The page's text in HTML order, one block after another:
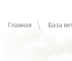
Главная База